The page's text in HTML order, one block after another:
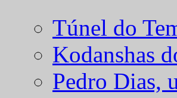
Túnel do
Kodanshas
Pedro Dias,